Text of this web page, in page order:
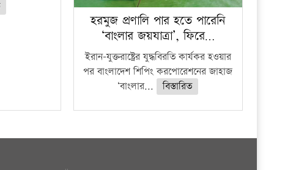
হরমুজ প্রণালি পার হতে পারেনি
‘বাংলার জয়যাত্রা’, ফিরে…
ইরান-যুক্তরাষ্ট্রের যুদ্ধবিরতি কার্যকর হওয়ার
পর বাংলাদেশ শিপিং করপোরেশনের জাহাজ
‘বাংলার...
বিস্তারিত